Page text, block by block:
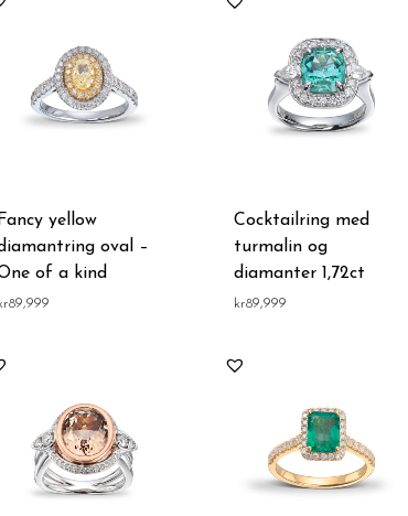
yellow
oval –
of a kind
89,999
Cocktailring med
turmalin og
diamanter 1,72ct
kr89,999